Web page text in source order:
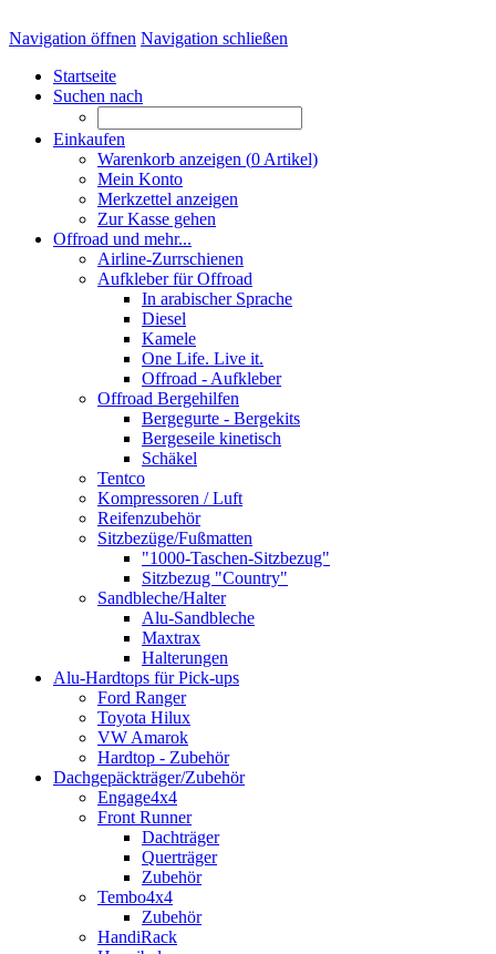
Navigation öffnen Navigation schließen
Startseite
Suchen nach
Einkaufen
Warenkorb anzeigen (0 Artikel)
Mein Konto
Merkzettel anzeigen
Zur Kasse gehen
Offroad und mehr...
Airline-Zurrschienen
Aufkleber für Offroad
In arabischer Sprache
Diesel
Kamele
One Life. Live it.
Offroad - Aufkleber
Offroad Bergehilfen
Bergegurte - Bergekits
Bergeseile kinetisch
Schäkel
Tentco
Kompressoren / Luft
Reifenzubehör
Sitzbezüge/Fußmatten
"1000-Taschen-Sitzbezug"
Sitzbezug "Country"
Sandbleche/Halter
Alu-Sandbleche
Maxtrax
Halterungen
Alu-Hardtops für Pick-ups
Ford Ranger
Toyota Hilux
VW Amarok
Hardtop - Zubehör
Dachgepäckträger/Zubehör
Engage4x4
Front Runner
Dachträger
Querträger
Zubehör
Tembo4x4
Zubehör
HandiRack